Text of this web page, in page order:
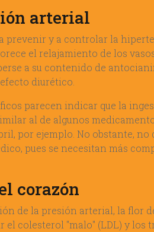
arterial
prevenir y a controlar la
el relajamiento de los
a su contenido de
diurético.
parecen indicar que la
al de algunos
por ejemplo. No obstante, no
pues se necesitan más
corazón
de la presión arterial, la flor
colesterol "malo" (LDL) y los